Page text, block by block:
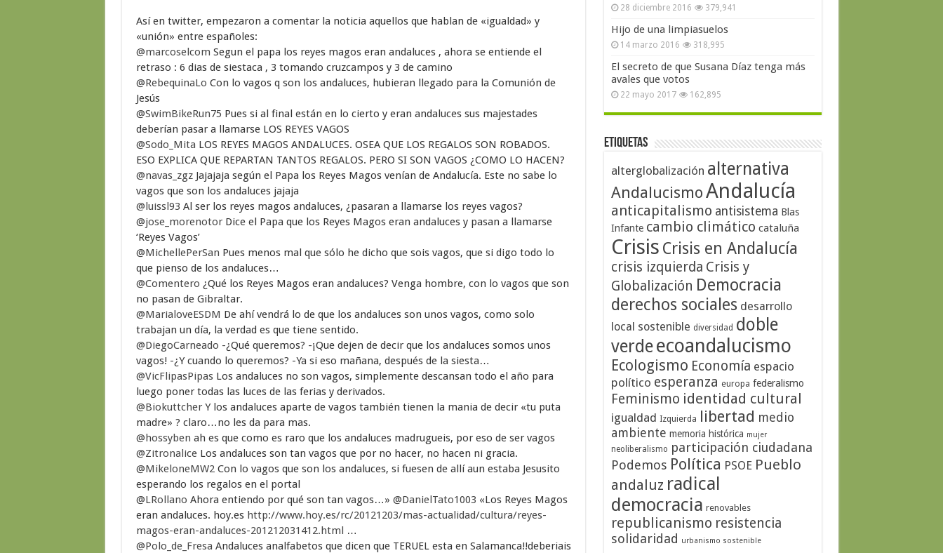
Así en twitter, empezaron a comentar la noticia aquellos que hablan de «igualdad» y
«unión» entre españoles:
@marcoselcom Segun el papa los reyes magos eran andaluces , ahora se entiende el
retraso : 6 dias de siestaca , 3 tomando cruzcampos y 3 de camino
@RebequinaLo Con lo vagos q son los andaluces, hubieran llegado para la Comunión de
Jesús
@SwimBikeRun75 Pues si al final están en lo cierto y eran andaluces sus majestades
deberían pasar a llamarse LOS REYES VAGOS
@Sodo_Mita LOS REYES MAGOS ANDALUCES. OSEA QUE LOS REGALOS SON ROBADOS.
ESO EXPLICA QUE REPARTAN TANTOS REGALOS. PERO SI SON VAGOS ¿COMO LO HACEN?
@navas_zgzJajajaja según el Papa los Reyes Magos venían de Andalucía. Este no sabe lo
vagos que son los andaluces jajaja
@luissl93 Al ser los reyes magos andaluces, ¿pasaran a llamarse los reyes vagos?
@jose_morenotorDice el Papa que los Reyes Magos eran andaluces y pasan a llamarse
‘Reyes Vagos’
@MichellePerSan Pues menos mal que sólo he dicho que sois vagos, que si digo todo lo
que pienso de los andaluces…
@Comentero ¿Qué los Reyes Magos eran andaluces? Venga hombre, con lo vagos que son
no pasan de Gibraltar.
@MarialoveESDM De ahí vendrá lo de que los andaluces son unos vagos, como solo
trabajan un día, la verdad es que tiene sentido.
@DiegoCarneado -¿Qué queremos? -¡Que dejen de decir que los andaluces somos unos
vagos! -¿Y cuando lo queremos? -Ya si eso mañana, después de la siesta…
@VicFlipasPipasLos andaluces no son vagos, simplemente descansan todo el año para
luego poner todas las luces de las ferias y derivados.
@BiokuttcherY los andaluces aparte de vagos también tienen la mania de decir «tu puta
madre» ? claro…no les da para mas.
@hossyben ah es que como es raro que los andaluces madrugueis, por eso de ser vagos
@ZitronaliceLos andaluces son tan vagos que por no hacer, no hacen ni gracia.
@MikeloneMW2 Con lo vagos que son los andaluces, si fuesen de allí aun estaba Jesusito
esperando los regalos en el portal
@LRollano Ahora entiendo por qué son tan vagos…» @DanielTato1003 «Los Reyes Magos
eran andaluces. hoy.es http://www.hoy.es/rc/20121203/mas-actualidad/cultura/reyes-
magos-eran-andaluces-201212031412.html …
@Polo_de_Fresa Andaluces analfabetos que dicen que TERUEL esta en Salamanca!!deberiais
28 diciembre 2016 379,941
Hijo de una limpiasuelos
14 marzo 2016 318,995
El secreto de que Susana Díaz tenga más
avales que votos
22 mayo 2017 162,895
Etiquetas
alterglobalización alternativa
AndalucismoAndalucía
anticapitalismo antisistema Blas
Infante cambio climático cataluña
Crisis Crisis en Andalucía
crisis izquierda Crisis y
Globalización Democracia
derechos sociales desarrollo
local sostenible diversidad doble
verdeecoandalucismo
Ecologismo Economía espacio
político esperanza europa federalismo
Feminismo identidad cultural
igualdad Izquierda libertad medio
ambiente memoria histórica mujer
neoliberalismo participación ciudadana
Podemos Política PSOE Pueblo
andaluz radical
democracia renovables
republicanismo resistencia
solidaridad urbanismo sostenible